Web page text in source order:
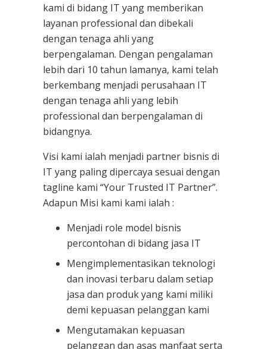
kami di bidang IT yang memberikan
layanan professional dan dibekali
dengan tenaga ahli yang
berpengalaman. Dengan pengalaman
lebih dari 10 tahun lamanya, kami telah
berkembang menjadi perusahaan IT
dengan tenaga ahli yang lebih
professional dan berpengalaman di
bidangnya.
Visi kami ialah menjadi partner bisnis di
IT yang paling dipercaya sesuai dengan
tagline kami “Your Trusted IT Partner”.
Adapun Misi kami kami ialah :
Menjadi role model bisnis
percontohan di bidang jasa IT
Mengimplementasikan teknologi
dan inovasi terbaru dalam setiap
jasa dan produk yang kami miliki
demi kepuasan pelanggan kami
Mengutamakan kepuasan
pelanggan dan asas manfaat serta